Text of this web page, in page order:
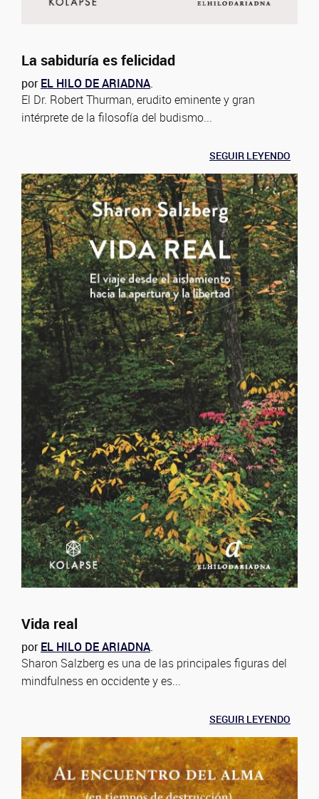
La sabiduría es felicidad
porEL HILO DE ARIADNA.
El Dr. Robert Thurman, erudito eminente y gran
intérprete de la filosofía del budismo...
SEGUIR LEYENDO
Vida real
porEL HILO DE ARIADNA.
Sharon Salzberg es una de las principales figuras del
mindfulness en occidente y es...
SEGUIR LEYENDO